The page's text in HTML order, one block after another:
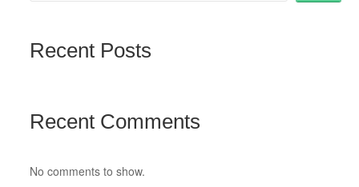
Recent Posts
Recent Comments
No comments to show.